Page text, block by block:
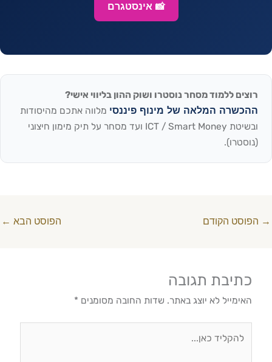
📸 אינסטגרם
רוצים ללמוד מסחר נוסטרו ושוק ההון בליווי אישי?
ההכשרה המלאה של מינוף פיננסי מלווה אתכם מהיסודות
ובשיטת ICT / Smart Money ועד מסחר על תיק מימון חיצוני
(נוסטרו).
→ הפוסט הקודם הפוסט הבא ←
כתיבת תגובה
האימייל לא יוצג באתר. שדות החובה מסומנים *